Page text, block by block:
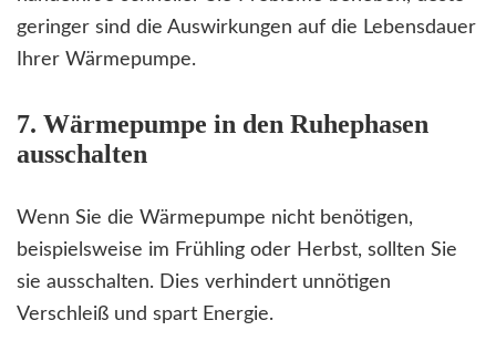
geringer sind die Auswirkungen auf die Lebensdauer
Ihrer Wärmepumpe.
7. Wärmepumpe in den Ruhephasen
ausschalten
Wenn Sie die Wärmepumpe nicht benötigen,
beispielsweise im Frühling oder Herbst, sollten Sie
sie ausschalten. Dies verhindert unnötigen
Verschleiß und spart Energie.